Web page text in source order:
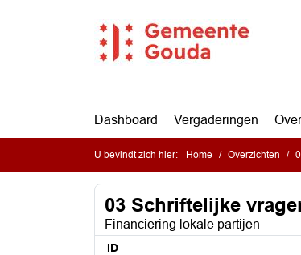
Ga naar de inhoud van deze pagina
Ga naar het zoeken
Ga naar het menu
Dashboard Vergaderingen
U bevindt zich hier: Home Overzichten
03 Schriftelijke
Financiering lokale partijen
ID